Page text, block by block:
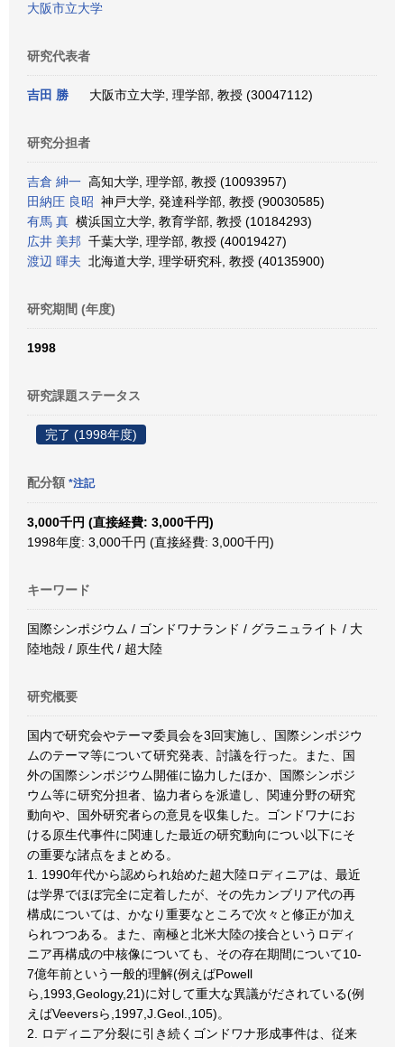
大阪市立大学
研究代表者
吉田 勝 大阪市立大学, 理学部, 教授 (30047112)
研究分担者
吉倉 紳一 高知大学, 理学部, 教授 (10093957)
田納圧 良昭 神戸大学, 発達科学部, 教授 (90030585)
有馬 真 横浜国立大学, 教育学部, 教授 (10184293)
広井 美邦 千葉大学, 理学部, 教授 (40019427)
渡辺 暉夫 北海道大学, 理学研究科, 教授 (40135900)
研究期間 (年度)
1998
研究課題ステータス
完了 (1998年度)
配分額 *注記
3,000千円 (直接経費: 3,000千円)
1998年度: 3,000千円 (直接経費: 3,000千円)
キーワード
国際シンポジウム / ゴンドワナランド / グラニュライト / 大
陸地殻 / 原生代 / 超大陸
研究概要
国内で研究会やテーマ委員会を3回実施し、国際シンポジウ
ムのテーマ等について研究発表、討議を行った。また、国
外の国際シンポジウム開催に協力したほか、国際シンポジ
ウム等に研究分担者、協力者らを派遣し、関連分野の研究
動向や、国外研究者らの意見を収集した。ゴンドワナにお
ける原生代事件に関連した最近の研究動向につい以下にそ
の重要な諸点をまとめる。
1. 1990年代から認められ始めた超大陸ロディニアは、最近
は学界でほぼ完全に定着したが、その先カンブリア代の再
構成については、かなり重要なところで次々と修正が加え
られつつある。また、南極と北米大陸の接合というロディ
ニア再構成の中核像についても、その存在期間について10-
7億年前という一般的理解(例えばPowell
ら,1993,Geology,21)に対して重大な異議がだされている(例
えばVeeversら,1997,J.Geol.,105)。
2. ロディニア分裂に引き続くゴンドワナ形成事件は、従来